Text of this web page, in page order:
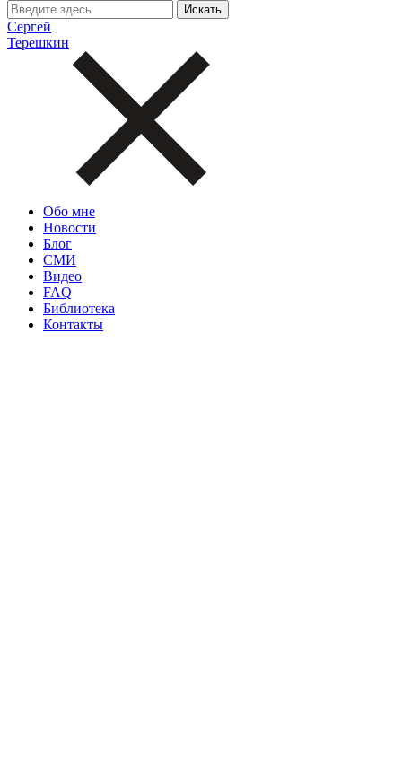
Сергей
Терешкин
Обо мне
Новости
Блог
СМИ
Видео
FAQ
Библиотека
Контакты